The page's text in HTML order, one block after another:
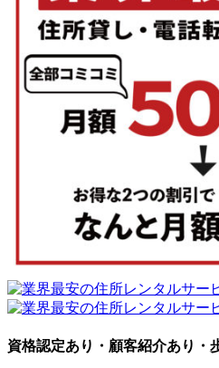
資格認定あり・顧客紹介あり・